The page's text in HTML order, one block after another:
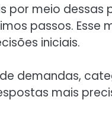
por meio dessas
passos. Esse
iniciais.
demandas,
mais